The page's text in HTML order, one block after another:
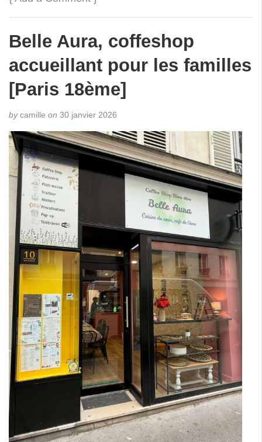
Belle Aura, coffeshop
accueillant pour les familles
[Paris 18ème]
bycamille on 30 janvier 2026